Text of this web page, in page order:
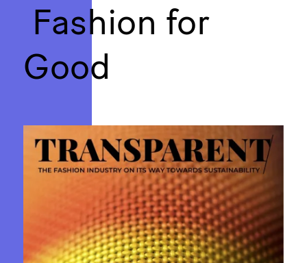
Fashion for
Good